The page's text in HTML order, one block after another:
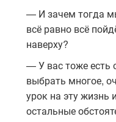
— И зачем тогда
всё равно всё
наверху?
— У вас тоже есть
выбрать многое,
урок на эту жизнь
остальные